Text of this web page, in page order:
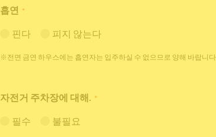
흡연 *
핀다 피지 않는다
※전면 금연 하우스에는 흡연자는 입주하실 수 없으므로 양해 바랍니다.
자전거 주차장에 대해. *
필수 불필요